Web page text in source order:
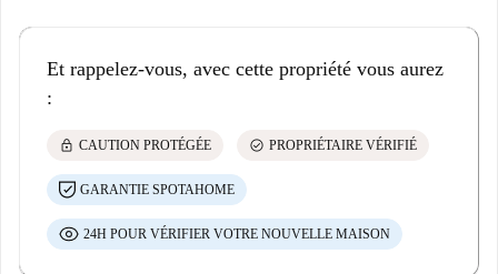
Et rappelez-vous, avec cette propriété vous aurez
:
lock CAUTION PROTÉGÉE check_circle PROPRIÉTAIRE VÉRIFIÉ
GARANTIE SPOTAHOME
24H POUR VÉRIFIER VOTRE NOUVELLE MAISON